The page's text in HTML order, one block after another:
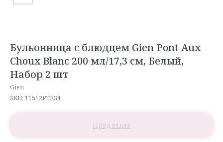
Бульонница с блюдцем Gien Pont Aux
Choux Blanc 200 мл/17,3 см, Белый,
Набор 2 шт
Gien
SKU: 11512PTB34